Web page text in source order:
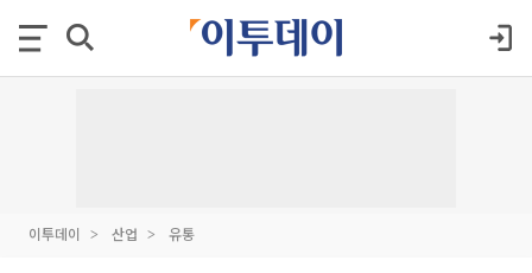
이투데이 산업 유통